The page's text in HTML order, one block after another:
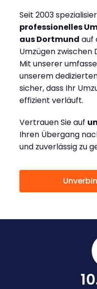
Seit 2003
professionelles
aus Dortmund auf
Umzügen zwischen
Mit unserer
unserem
sicher, dass Ihr
effizient verläuft.
Vertrauen Sie auf
Ihren Übergang
und zuverlässig zu